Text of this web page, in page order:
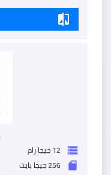
compare
storage 12 جيجا رام
sd_storage 256 جيجا بايت